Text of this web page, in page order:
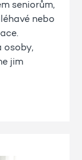
seniorům,
nebo
osoby,
jim